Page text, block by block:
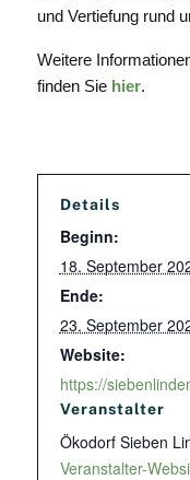
und Vertiefung rund
Weitere
finden Sie hier.
Details
Beginn:
18. September
Ende:
23. September
Website:
https://
Veranstalter
Ökodorf Sieben
Veranstalter-